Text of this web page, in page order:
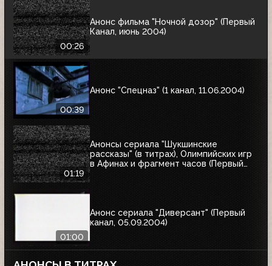
00:26
Анонс фильма "Ночной дозор" (Первый
Канал, июнь 2004)
00:39
Анонс "Спецназ" (1 канал, 11.06.2004)
01:19
Анонсы сериала "Шукшинские
рассказы" (в титрах), Олимпийских игр
в Афинах и фрагмент часов (Первый
01:00
Анонс сериала "Диверсант" (Первый
канал, 05.09.2004)